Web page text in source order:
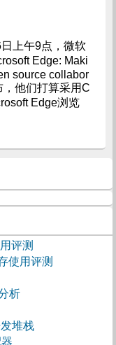
上午9点，微软
Edge: Maki
source collabor
他们打算采用C
Edge浏览
评测
使用评测
析
堆栈